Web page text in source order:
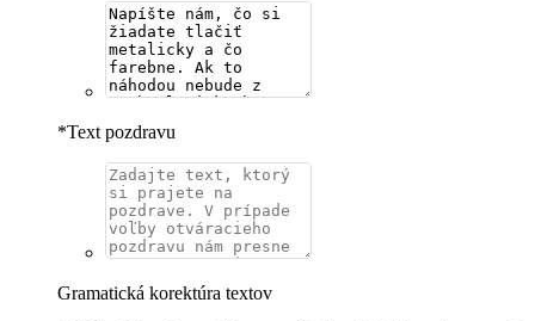
*Text pozdravu
Gramatická korektúra textov